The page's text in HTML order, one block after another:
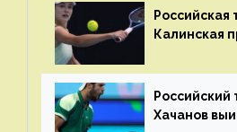
Российская
Калинская
Российский
Хачанов